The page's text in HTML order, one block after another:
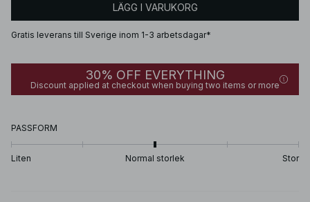
LÄGG I VARUKORG
Gratis leverans till Sverige inom 1-3 arbetsdagar*
30% OFF EVERYTHING
Discount applied at checkout when buying two items or more
PASSFORM
Liten Normal storlek Stor